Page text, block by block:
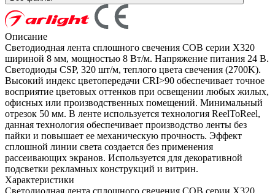
Описание
Светодиодная лента сплошного свечения COB серии X320
шириной 8 мм, мощностью 8 Вт/м. Напряжение питания 24 В.
Светодиоды CSP, 320 шт/м, теплого цвета свечения (2700K).
Высокий индекс цветопередачи CRI>90 обеспечивает точное
восприятие цветовых оттенков при освещении любых жилых,
офисных или производственных помещений. Минимальный
отрезок 50 мм. В ленте используется технология ReelToReel,
данная технология обеспечивает производство ленты без
пайки и повышает ее механическую прочность. Эффект
сплошной линии света создается без применения
рассеивающих экранов. Используется для декоративной
подсветки рекламных конструкций и витрин.
Характеристики